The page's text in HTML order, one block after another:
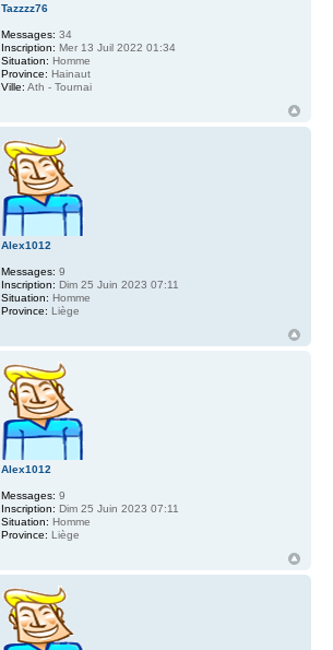
Tazzzz76
Messages: 34
Inscription: Mer 13 Juil 2022 01:34
Situation: Homme
Province: Hainaut
Ville: Ath - Tournai
Alex1012
Messages: 9
Inscription: Dim 25 Juin 2023 07:11
Situation: Homme
Province: Liège
Alex1012
Messages: 9
Inscription: Dim 25 Juin 2023 07:11
Situation: Homme
Province: Liège